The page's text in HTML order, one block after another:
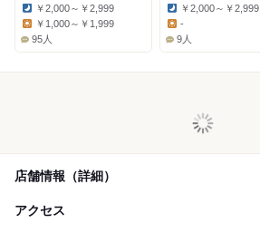
Dinner:
￥2,000～￥2,999
Lunch:
￥1,000～￥1,999
95人
Dinner:
￥2,000～￥2,999
Lunch:
-
9人
店舗情報（詳細）
アクセス